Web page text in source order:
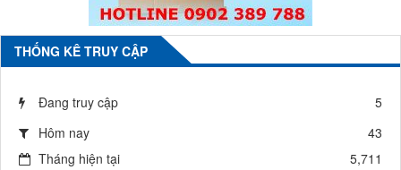
THỐNG KÊ TRUY CẬP
Đang truy cập
5
Hôm nay
43
Tháng hiện tại
5,711